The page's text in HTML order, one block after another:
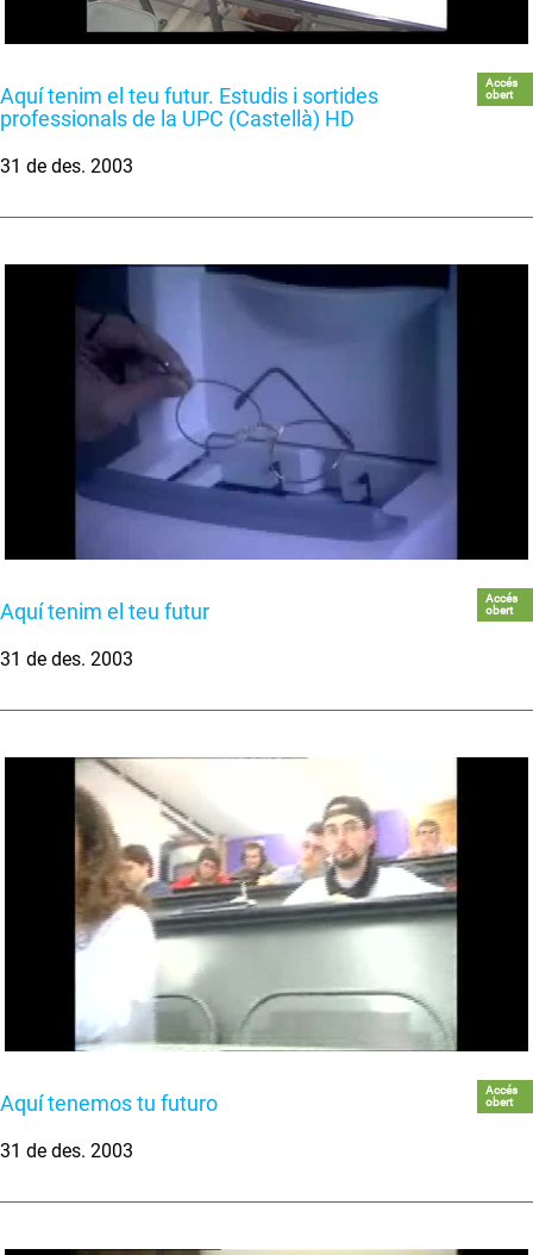
Aquí tenim el teu futur. Estudis i sortides
professionals de la UPC (Castellà) HD
Accés
obert
31 de des. 2003
Aquí tenim el teu futur
Accés
obert
31 de des. 2003
Aquí tenemos tu futuro
Accés
obert
31 de des. 2003